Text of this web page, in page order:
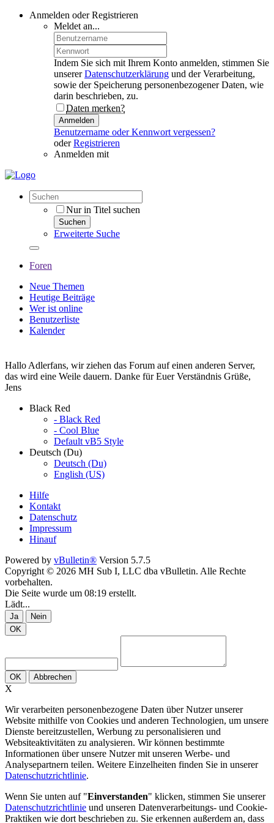
Anmelden oder Registrieren
Meldet an...
Indem Sie sich mit Ihrem Konto anmelden, stimmen Sie
unsererDatenschutzerklärung und der Verarbeitung,
sowie der Speicherung personenbezogener Daten, wie
darin beschrieben, zu.
Daten merken?
Anmelden
Benutzername oder Kennwort vergessen?
oderRegistrieren
Anmelden mit
Nur in Titel suchen
Suchen
Erweiterte Suche
Foren
Neue Themen
Heutige Beiträge
Wer ist online
Benutzerliste
Kalender
Hallo Adlerfans, wir ziehen das Forum auf einen anderen Server,
das wird eine Weile dauern. Danke für Euer Verständnis Grüße,
Jens
Black Red
- Black Red
- Cool Blue
Default vB5 Style
Deutsch (Du)
Deutsch (Du)
English (US)
Hilfe
Kontakt
Datenschutz
Impressum
Hinauf
Powered by vBulletin® Version 5.7.5
Copyright © 2026 MH Sub I, LLC dba vBulletin. Alle Rechte
vorbehalten.
Die Seite wurde um 08:19 erstellt.
Lädt...
Ja
Nein
OK
OK Abbrechen
X
Wir verarbeiten personenbezogene Daten über Nutzer unserer
Website mithilfe von Cookies und anderen Technologien, um unsere
Dienste bereitzustellen, Werbung zu personalisieren und
Websiteaktivitäten zu analysieren. Wir können bestimmte
Informationen über unsere Nutzer mit unseren Werbe- und
Analysepartnern teilen. Weitere Einzelheiten finden Sie in unserer
Datenschutzrichtlinie.
Wenn Sie unten auf "Einverstanden" klicken, stimmen Sie unserer
Datenschutzrichtlinie und unseren Datenverarbeitungs- und Cookie-
Praktiken wie dort beschrieben zu. Sie erkennen außerdem an, dass